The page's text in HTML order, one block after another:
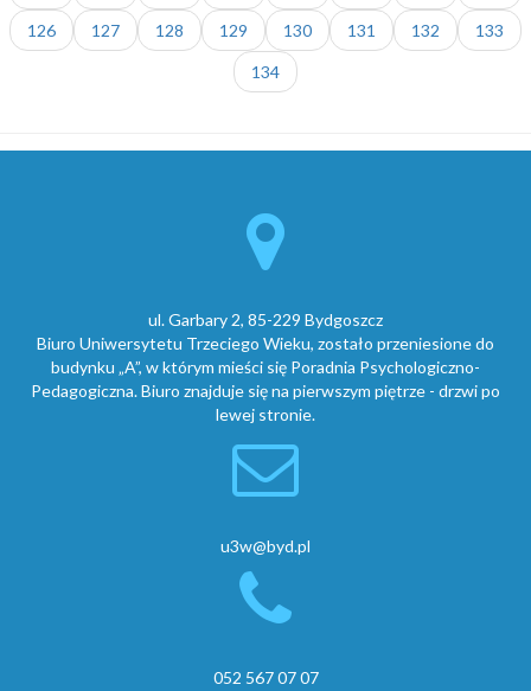
126 127 128 129 130 131 132 133
134
ul. Garbary 2, 85-229 Bydgoszcz
Biuro Uniwersytetu Trzeciego Wieku, zostało przeniesione do
budynku „A”, w którym mieści się Poradnia Psychologiczno-
Pedagogiczna. Biuro znajduje się na pierwszym piętrze - drzwi po
lewej stronie.
u3w@byd.pl
052 567 07 07